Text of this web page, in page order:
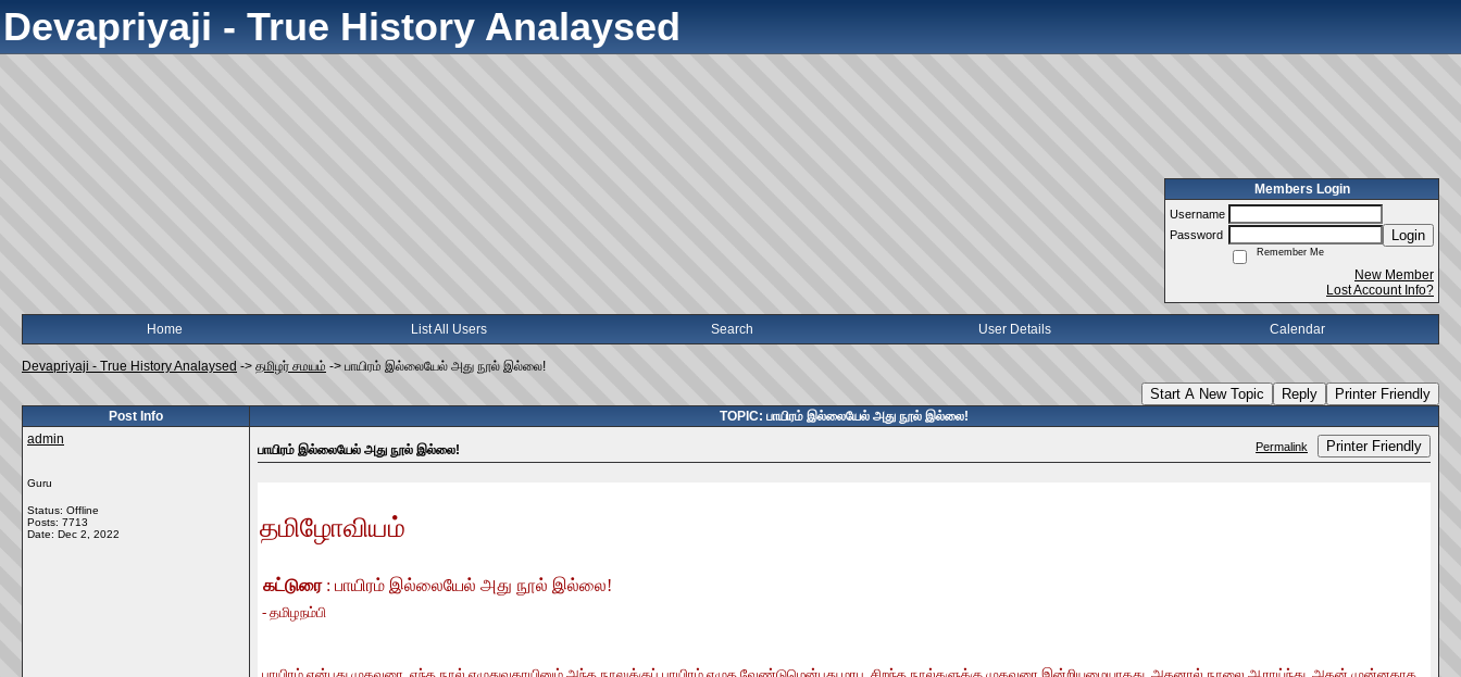
Devapriyaji - True History Analaysed
Members Login
Username
Password
Login
Remember Me
New Member
Lost Account Info?
Home List All Users Search User Details Calendar
Devapriyaji - True History Analaysed -> தமிழர் சமயம் -> பாயிரம் இல்லையேல் அது நூல் இல்லை!
Start A New Topic Reply Printer Friendly
Post Info
TOPIC: பாயிரம் இல்லையேல் அது நூல் இல்லை!
admin
Guru
Status: Offline
Posts: 7713
Date: Dec 2, 2022
பாயிரம் இல்லையேல் அது நூல் இல்லை! Permalink Printer Friendly
தமிழோவியம்
கட்டுரை: பாயிரம் இல்லையேல் அது நூல் இல்லை!
- தமிழநம்பி